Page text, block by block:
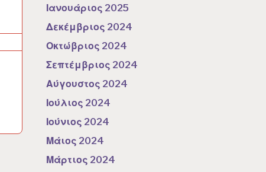
Ιανουάριος 2025
Δεκέμβριος 2024
Οκτώβριος 2024
Σεπτέμβριος 2024
Αύγουστος 2024
Ιούλιος 2024
Ιούνιος 2024
Μάιος 2024
Μάρτιος 2024